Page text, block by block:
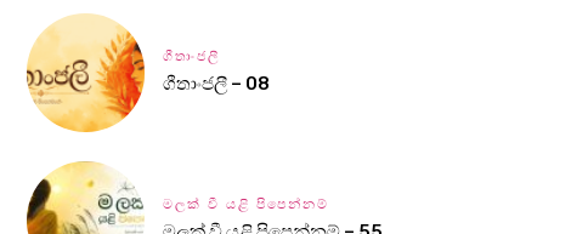
ගීතාංජලී
ගීතාංජලී – 08
මලක් වී යළි පිපෙන්නම්